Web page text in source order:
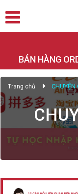
BÁN HÀNG
Trang chủ CHUYỆN